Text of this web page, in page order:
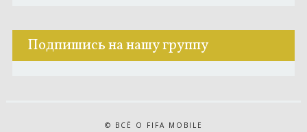
Подпишись на нашу группу
© ВСЁ О FIFA MOBILE